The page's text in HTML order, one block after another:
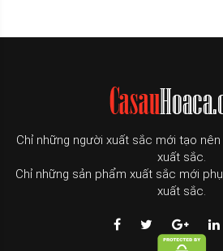
Chỉ những người xuất sắc mới tạo
xuất sắc.
Chỉ những sản phẩm xuất sắc mới
xuất sắc.